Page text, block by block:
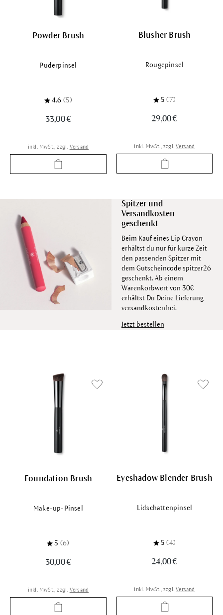
Powder Brush
Puderpinsel
4.6 (5)
33,00 €
inkl. MwSt., zzgl. Versand
Blusher Brush
Rougepinsel
5 (7)
29,00 €
inkl. MwSt., zzgl.Versand
Spitzer und
Versandkosten
geschenkt
Beim Kauf eines Lip Crayon
erhältst du nur für kurze Zeit
den passenden Spitzer mit
dem Gutscheincode spitzer26
geschenkt. Ab einem
Warenkorbwert von 30€
erhältst Du Deine Lieferung
versandkostenfrei.
Jetzt bestellen
Foundation Brush
Make-up-Pinsel
5 (6)
30,00 €
inkl. MwSt., zzgl. Versand
Eyeshadow Blender Brush
Lidschattenpinsel
5 (4)
24,00 €
inkl. MwSt., zzgl.Versand